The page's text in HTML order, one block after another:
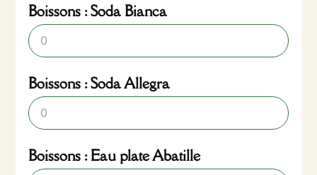
Boissons : Soda Bianca
Boissons : Soda Allegra
Boissons : Eau plate Abatille